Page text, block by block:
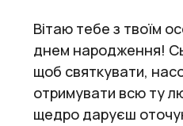
Вітаю тебе з твоїм
днем народження!
щоб святкувати,
отримувати всю ту
щедро даруєш